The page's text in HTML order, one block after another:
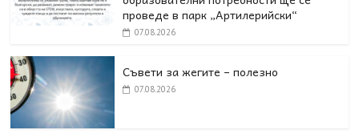
проведе в парк „Артилерийски“
07.08.2026
Съвети за жегите – полезно
07.08.2026